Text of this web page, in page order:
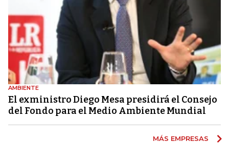
AMBIENTE
El exministro Diego Mesa presidirá el Consejo
del Fondo para el Medio Ambiente Mundial
MÁS EMPRESAS